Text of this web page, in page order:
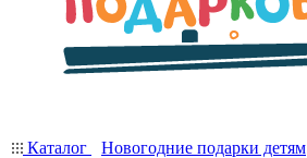
Каталог Новогодние подарки детям